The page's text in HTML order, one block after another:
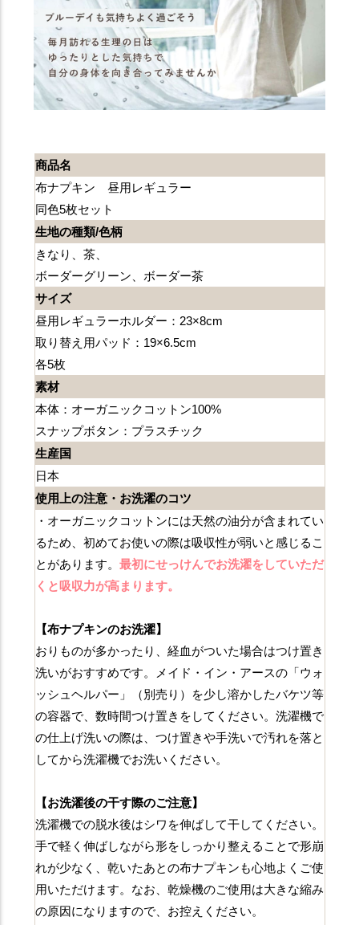
商品名
布ナプキン 昼用レギュラー
同色5枚セット
生地の種類/色柄
きなり、茶、
ボーダーグリーン、ボーダー茶
サイズ
昼用レギュラーホルダー：23×8cm
取り替え用パッド：19×6.5cm
各5枚
素材
本体：オーガニックコットン100%
スナップボタン：プラスチック
生産国
日本
使用上の注意・お洗濯のコツ
・オーガニックコットンには天然の油分が含まれてい
るため、初めてお使いの際は吸収性が弱いと感じるこ
とがあります。 最初にせっけんでお洗濯をしていただ
くと吸収力が高まります。
【布ナプキンのお洗濯】
おりものが多かったり、経血がついた場合はつけ置き
洗いがおすすめです。メイド・イン・アースの「ウォ
ッシュヘルパー」（別売り）を少し溶かしたバケツ等
の容器で、数時間つけ置きをしてください。洗濯機で
の仕上げ洗いの際は、つけ置きや手洗いで汚れを落と
してから洗濯機でお洗いください。
【お洗濯後の干す際のご注意】
洗濯機での脱水後はシワを伸ばして干してください。
手で軽く伸ばしながら形をしっかり整えることで形崩
れが少なく、乾いたあとの布ナプキンも心地よくご使
用いただけます。なお、乾燥機のご使用は大きな縮み
の原因になりますので、お控えください。